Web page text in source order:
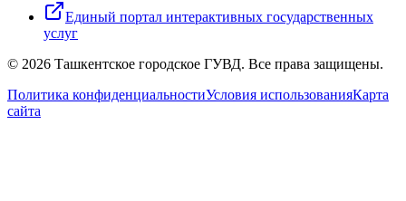
Единый портал интерактивных государственных
услуг
© 2026 Ташкентское городское ГУВД. Все права защищены.
Политика конфиденциальностиУсловия использованияКарта
сайта